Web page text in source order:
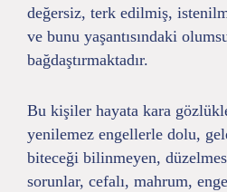
değersiz, terk edilmiş,
ve bunu yaşantısındaki
bağdaştırmaktadır.
Bu kişiler hayata kara
yenilemez engellerle dolu,
biteceği bilinmeyen,
sorunlar, cefalı, mahrum,